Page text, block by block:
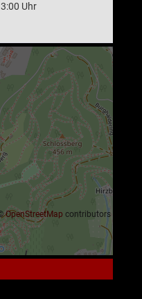
Uhr
OpenStreetMap contributors